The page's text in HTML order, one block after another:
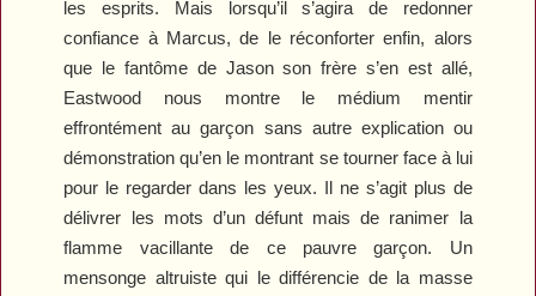
les esprits. Mais lorsqu’il s’agira de redonner
confiance à Marcus, de le réconforter enfin, alors
que le fantôme de Jason son frère s’en est allé,
Eastwood nous montre le médium mentir
effrontément au garçon sans autre explication ou
démonstration qu’en le montrant se tourner face à lui
pour le regarder dans les yeux. Il ne s’agit plus de
délivrer les mots d’un défunt mais de ranimer la
flamme vacillante de ce pauvre garçon. Un
mensonge altruiste qui le différencie de la masse